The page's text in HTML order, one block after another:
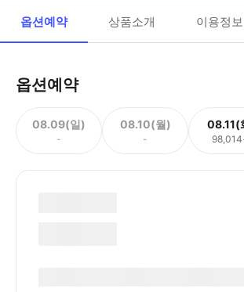
옵션예약 상품소개 이용정보
옵션예약
08.09(일)
-
08.10(월)
-
08.11(
98,014